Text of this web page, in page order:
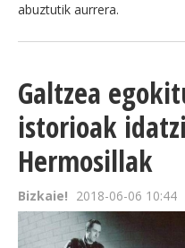
abuztutik aurrera.
Galtzea
istorioak
Hermosillak
Bizkaie! 2018-06-06 10:44